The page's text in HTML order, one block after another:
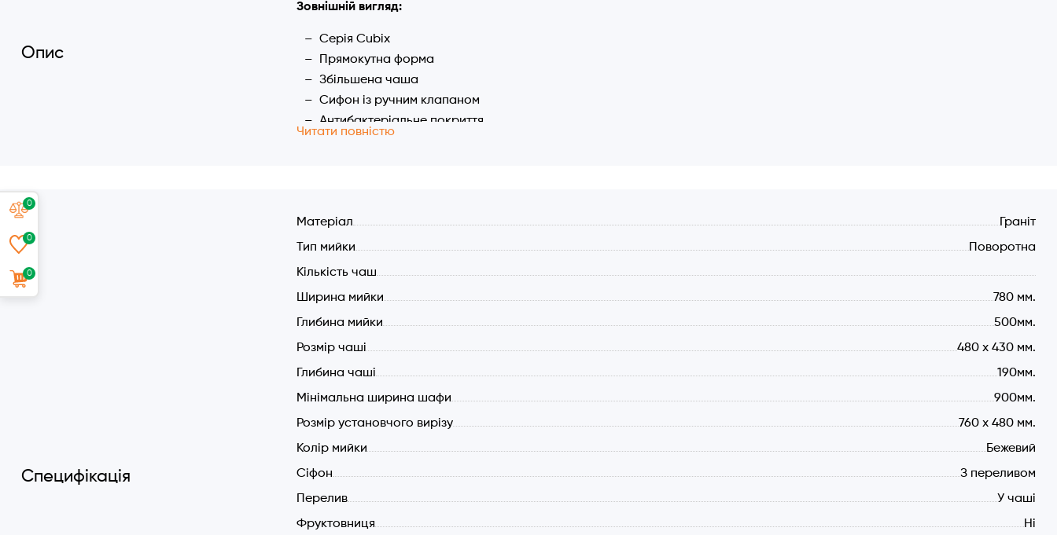
0
0
0
Опис
Зовнішній вигляд:
Серія Cubix
Прямокутна форма
Збільшена чаша
Сифон із ручним клапаном
Антибактеріальне покриття
Основна чаша: 480×430 мм.
Сифон з донним клапаном та відстійником
Ширина шафи (мін.): 900 мм.
Антибактеріальне покриття (Ag+ ion)
Читати повністю
Специфікація
Матеріал
Граніт
Тип мийки
Поворотна
Кількість чаш
Ширина мийки
780 мм.
Глибина мийки
500мм.
Розмір чаші
480 х 430 мм.
Глибина чаші
190мм.
Мінімальна ширина шафи
900мм.
Розмір установчого вирізу
760 х 480 мм.
Колір мийки
Бежевий
Cіфон
З переливом
Перелив
У чаші
Фруктовниця
Ні